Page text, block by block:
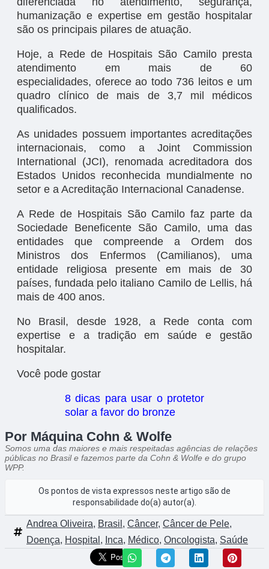
humanização e expertise em gestão hospitalar
são os principais pilares de atuação.
Hoje, a Rede de Hospitais São Camilo presta
atendimento em mais de 60
especialidades, oferece ao todo 736 leitos e um
quadro clínico de mais de 3,7 mil médicos
qualificados.
As unidades possuem importantes acreditações
internacionais, como a Joint Commission
International (JCI), renomada acreditadora dos
Estados Unidos reconhecida mundialmente no
setor e a Acreditação Internacional Canadense.
A Rede de Hospitais São Camilo faz parte da
Sociedade Beneficente São Camilo, uma das
entidades que compreende a Ordem dos
Ministros dos Enfermos (Camilianos), uma
entidade religiosa presente em mais de 30
países, fundada pelo italiano Camilo de Lellis, há
mais de 400 anos.
No Brasil, desde 1928, a Rede conta com
expertise e a tradição em saúde e gestão
hospitalar.
Você pode gostar
8 dicas para usar o protetor
solar a favor do bronze
Por Máquina Cohn & Wolfe
Somos uma das maiores e mais respeitadas agências de relações
públicas no Brasil e fazemos parte da Cohn & Wolfe e do grupo
WPP.
Os pontos de vista expressos neste artigo são de
responsabilidade do(a) autor(a).
Andrea Oliveira, Brasil , Câncer, Câncer de Pele,
Doença, Hospital , Inca, Médico, Oncologista, Saúde